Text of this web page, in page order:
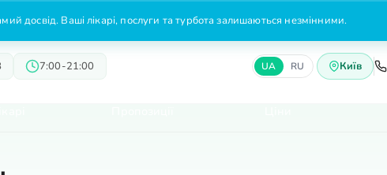
досвід. Ваші лікарі, послуги та турбота залишаються незмінними.
7:00-21:00 UA RU Київ